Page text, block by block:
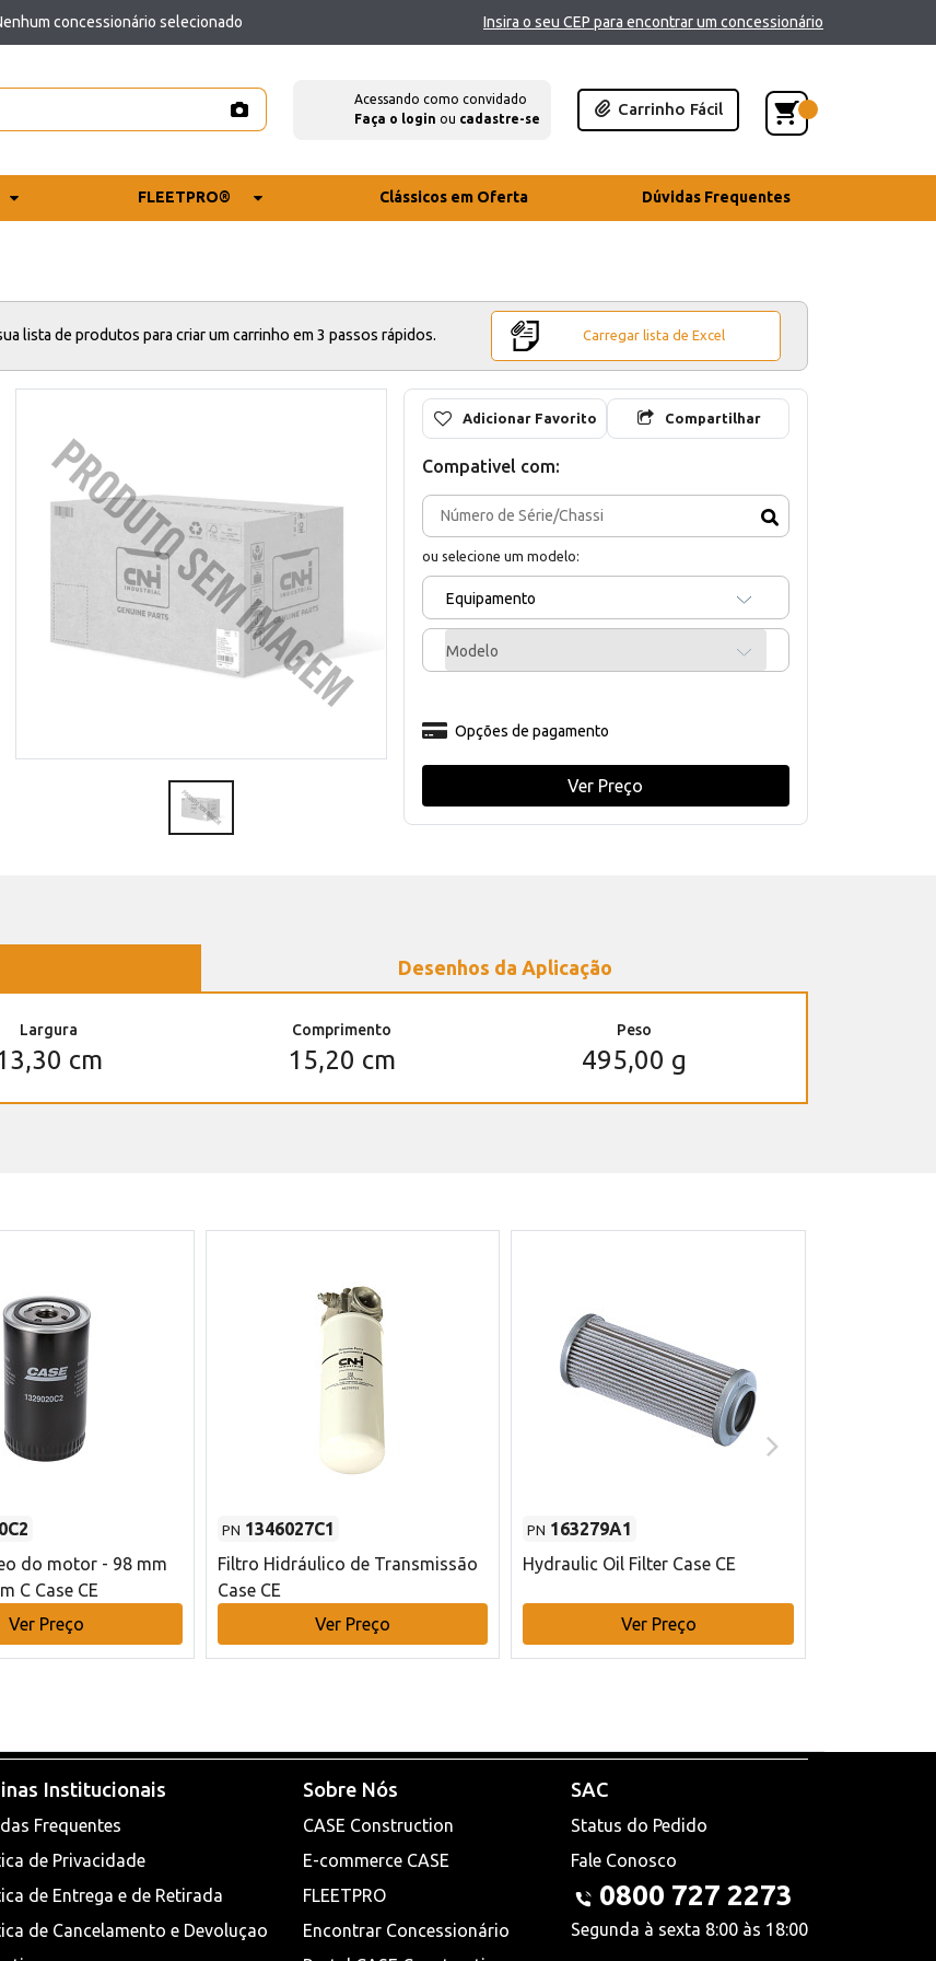
concessionário selecionado Insira o seu CEP para encontrar um concessionário
Acessando como convidado
Faça o login ou cadastre-se
Carrinho Fácil
FLEETPRO® Clássicos em Oferta Dúvidas Frequentes
lista de produtos para criar um carrinho em 3 passos rápidos. Carregar lista de Excel
Adicionar Favorito Compartilhar
Compativel com:
ou selecione um modelo:
Equipamento
Modelo
Opções de pagamento
Ver Preço
Desenhos da Aplicação
Largura
cm
Comprimento
15,20 cm
Peso
495,00 g
do motor - 98 mm
C Case CE
Ver Preço
PN 1346027C1
Filtro Hidráulico de Transmissão
Case CE
Ver Preço
PN 163279A1
Hydraulic Oil Filter Case CE
Ver Preço
Institucionais
Frequentes
de Privacidade
de Entrega e de Retirada
de Cancelamento e Devoluçao
Sobre Nós
CASE Construction
E-commerce CASE
FLEETPRO
Encontrar Concessionário
SAC
Status do Pedido
Fale Conosco
0800 727 2273
Segunda à sexta 8:00 às 18:00